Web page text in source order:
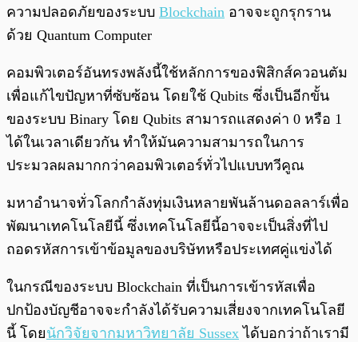
พร้อมเล่น
ความปลอดภัยของระบบ Blockchain อาจจะถูกรุกราน
ด้วย Quantum Computer
คอมพิวเตอร์อันทรงพลังนี้ใช้หลักการของฟิสิกส์ควอนตัม
เพื่อแก้ไขปัญหาที่ซับซ้อน โดยใช้ Qubits ซึ่งเป็นอีกขั้น
ของระบบ Binary โดย Qubits สามารถแสดงค่า 0 หรือ 1
ได้ในเวลาเดียวกัน ทำให้มันความสามารถในการ
ประมวลผลมากกว่าคอมพิวเตอร์ทั่วไปแบบทวีคูณ
มหาอำนาจทั่วโลกกำลังทุ่มเงินหลายพันล้านดอลลาร์เพื่อ
พัฒนาเทคโนโลยีนี้ ซึ่งเทคโนโลยีนี้อาจจะเป็นสิ่งที่ไป
ถอดรหัสการเข้าข้อมูลของบริษัทหรือประเทศคู่แข่งได้
ในกรณีของระบบ Blockchain ที่เป็นการเข้ารหัสเพื่อ
ปกป้องบัญชีอาจจะกำลังได้รับความเสี่ยงจากเทคโนโลยี
นี้ โดยนักวิจัยจากมหาวิทยาลัย Sussex ได้บอกว่าถ้าเรามี